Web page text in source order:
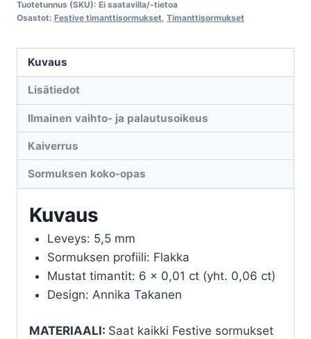
518-
määrä
Tuotetunnus (SKU): Ei saatavilla/-tietoa
Osastot: Festive timanttisormukset, Timanttisormukset
Kuvaus
Lisätiedot
Ilmainen vaihto- ja palautusoikeus
Kaiverrus
Sormuksen koko-opas
Kuvaus
Leveys: 5,5 mm
Sormuksen profiili: Flakka
Mustat timantit: 6 x 0,01 ct (yht. 0,06 ct)
Design: Annika Takanen
MATERIAALI: Saat kaikki Festive sormukset